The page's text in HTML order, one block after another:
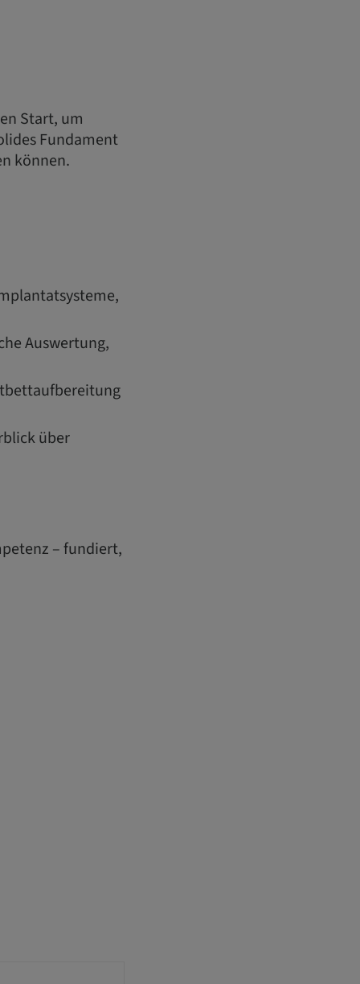
Start, um
Fundament
können.
Auswertung,
über
– fundiert,